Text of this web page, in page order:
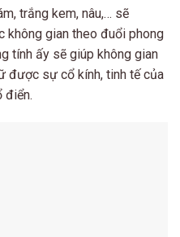
trắng kem, nâu,… sẽ
không gian theo đuổi phong
tính ấy sẽ giúp không gian
được sự cổ kính, tinh tế của
điển.